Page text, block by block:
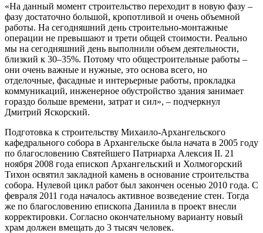
«На данный момент строительство переходит в новую фазу –
фазу достаточно большой, кропотливой и очень объемной
работы. На сегодняшний день строительно-монтажные
операции не превышают и трети общей стоимости. Реально
мы на сегодняшний день выполнили объем деятельности,
близкий к 30–35%. Потому что общестроительные работы –
они очень важные и нужные, это основа всего, но
отделочные, фасадные и интерьерные работы, прокладка
коммуникаций, инженерное обустройство здания занимает
гораздо больше времени, затрат и сил», – подчеркнул
Дмитрий Яскорский.
Подготовка к строительству Михаило-Архангельского
кафедрального собора в Архангельске была начата в 2005 году
по благословению Святейшего Патриарха Алексия II. 21
ноября 2008 года епископ Архангельский и Холмогорский
Тихон освятил закладной камень в основание строительства
собора. Нулевой цикл работ был закончен осенью 2010 года. С
февраля 2011 года началось активное возведение стен. Тогда
же по благословению епископа Даниила в проект внесли
корректировки. Согласно окончательному варианту новый
храм должен вмещать до 3 тысяч человек.